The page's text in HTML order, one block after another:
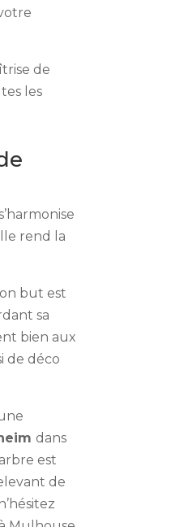
de
les
rend la
but est
sa
bien aux
de déco
dans
est
de